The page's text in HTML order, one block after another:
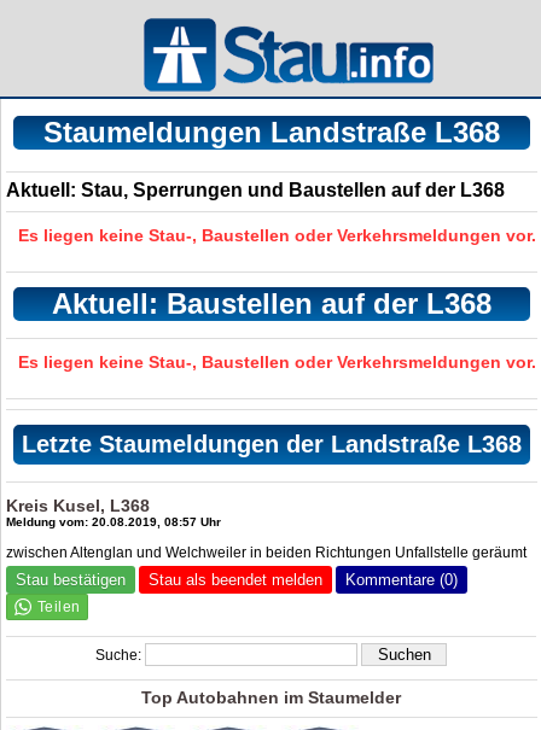
Staumeldungen Landstraße L368
Aktuell: Stau, Sperrungen und Baustellen auf der L368
Es liegen keine Stau-, Baustellen oder Verkehrsmeldungen vor.
Aktuell: Baustellen auf der L368
Es liegen keine Stau-, Baustellen oder Verkehrsmeldungen vor.
Letzte Staumeldungen der Landstraße L368
Kreis Kusel, L368
Meldung vom: 20.08.2019, 08:57 Uhr
zwischen Altenglan und Welchweiler in beiden Richtungen Unfallstelle geräumt
Stau bestätigen Stau als beendet melden Kommentare (0)
Suche:
Top Autobahnen im Staumelder